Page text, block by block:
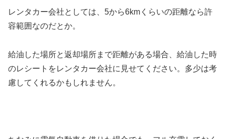
レンタカー会社としては、5から6kmくらいの距離なら許
容範囲なのだとか。
給油した場所と返却場所まで距離がある場合、給油した時
のレシートをレンタカー会社に見せてください。多少は考
慮してくれるかもしれません。